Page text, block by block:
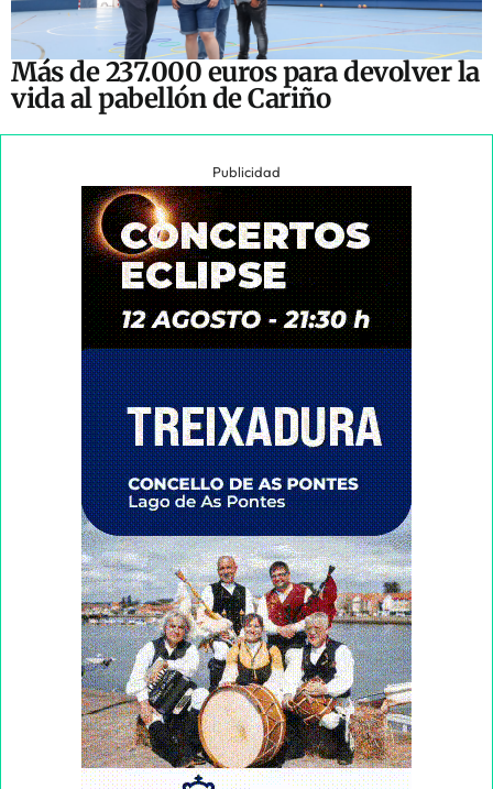
Más de 237.000 euros para devolver la
vida al pabellón de Cariño
Publicidad